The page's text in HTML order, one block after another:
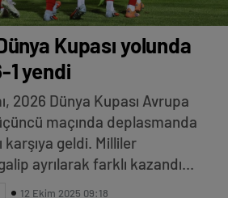
Kupası yolunda
1 yendi
2026 Dünya Kupası Avrupa
maçında deplasmanda
geldi. Milliler
ayrılarak farklı kazandı...
12 Ekim 2025 09:18